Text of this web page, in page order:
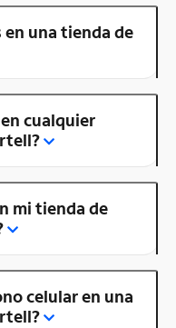
una tienda de
cualquier
mi tienda de
celular en una